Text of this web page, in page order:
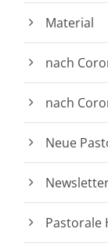
Material
nach
nach
Neue
Pastorale